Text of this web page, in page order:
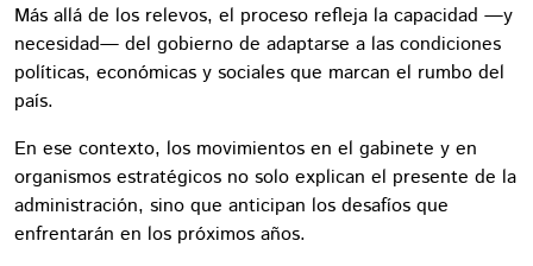
Más allá de los relevos, el proceso refleja la capacidad —y
necesidad— del gobierno de adaptarse a las condiciones
políticas, económicas y sociales que marcan el rumbo del
país.
En ese contexto, los movimientos en el gabinete y en
organismos estratégicos no solo explican el presente de la
administración, sino que anticipan los desafíos que
enfrentarán en los próximos años.